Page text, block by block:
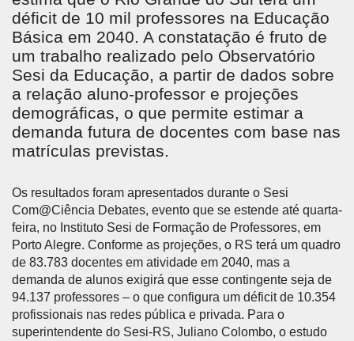
déficit de 10 mil professores na Educação
Básica em 2040. A constatação é fruto de
um trabalho realizado pelo Observatório
Sesi da Educação, a partir de dados sobre
a relação aluno-professor e projeções
demográficas, o que permite estimar a
demanda futura de docentes com base nas
matrículas previstas.
Os resultados foram apresentados durante o Sesi
Com@Ciência Debates, evento que se estende até quarta-
feira, no Instituto Sesi de Formação de Professores, em
Porto Alegre. Conforme as projeções, o RS terá um quadro
de 83.783 docentes em atividade em 2040, mas a
demanda de alunos exigirá que esse contingente seja de
94.137 professores – o que configura um déficit de 10.354
profissionais nas redes pública e privada. Para o
superintendente do Sesi-RS, Juliano Colombo, o estudo